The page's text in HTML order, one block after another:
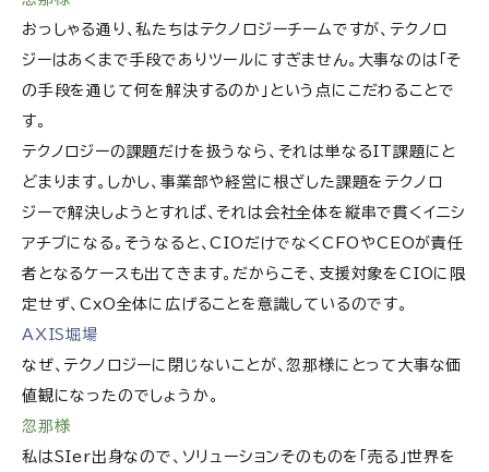
おっしゃる通り、私たちはテクノロジーチームですが、テクノロ
ジーはあくまで手段でありツールにすぎません。大事なのは「そ
の手段を通じて何を解決するのか」という点にこだわることで
す。
テクノロジーの課題だけを扱うなら、それは単なるIT課題にと
どまります。しかし、事業部や経営に根ざした課題をテクノロ
ジーで解決しようとすれば、それは会社全体を縦串で貫くイニシ
アチブになる。そうなると、CIOだけでなくCFOやCEOが責任
者となるケースも出てきます。だからこそ、支援対象をCIOに限
定せず、CxO全体に広げることを意識しているのです。
AXIS堀場
なぜ、テクノロジーに閉じないことが、忽那様にとって大事な価
値観になったのでしょうか。
忽那様
私はSIer出身なので、ソリューションそのものを「売る」世界を